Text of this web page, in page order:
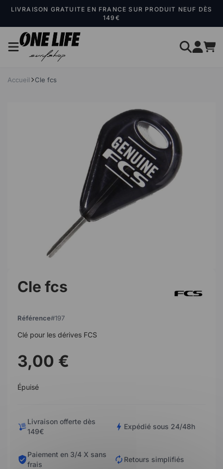
LIVRAISON GRATUITE EN FRANCE SUR PRODUIT NEUF DÈS
149€
Accueil Cle fcs
Cle fcs
Référence 197
Clé pour les dérives FCS
3,00 €
Épuisé
Livraison offerte dès
149€
Expédié sous 24/48h
Paiement en 3/4 X sans
frais
Retours simplifiés